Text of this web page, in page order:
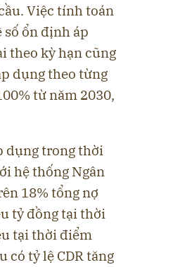
Việc tính toán
số ổn định áp
theo kỳ hạn cũng
dụng theo từng
từ năm 2030,
dụng trong thời
hệ thống Ngân
18% tổng nợ
tỷ đồng tại thời
tại thời điểm
có tỷ lệ CDR tăng